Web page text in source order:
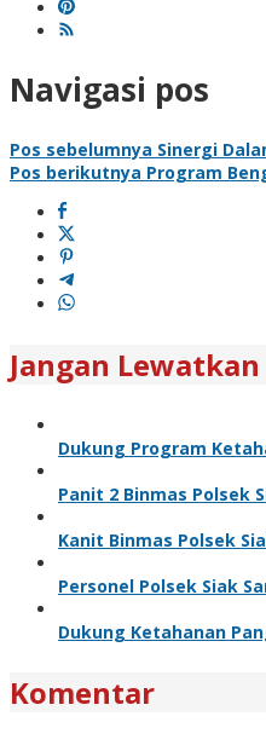
Navigasi pos
Pos sebelumnya Sinergi
Pos berikutnya Program
Jangan Lewatkan
Dukung Program
Panit 2 Binmas Polsek
Kanit Binmas Polsek
Personel Polsek Siak
Dukung Ketahanan
Komentar